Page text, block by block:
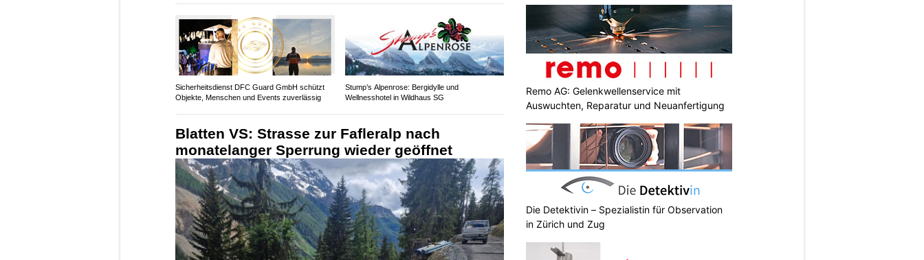
Sicherheitsdienst DFC Guard GmbH schützt
Objekte, Menschen und Events zuverlässig
Stump’s Alpenrose: Bergidylle und
Wellnesshotel in Wildhaus SG
Blatten VS: Strasse zur Fafleralp nach
monatelanger Sperrung wieder geöffnet
Remo AG: Gelenkwellenservice mit
Auswuchten, Reparatur und Neuanfertigung
Die Detektivin – Spezialistin für Observation
in Zürich und Zug